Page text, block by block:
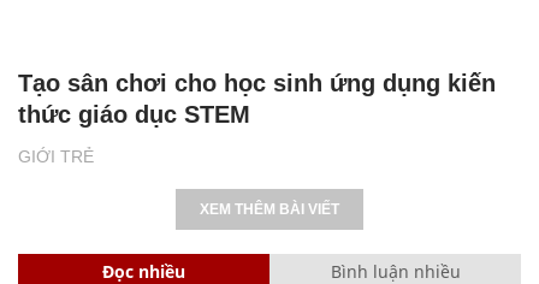
GIỚI TRẺ
Tạo sân chơi cho học sinh ứng dụng kiến
thức giáo dục STEM
XEM THÊM BÀI VIẾT
Đọc nhiều Bình luận nhiều